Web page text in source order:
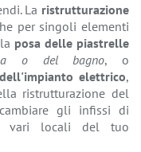
La ristrutturazione
per singoli elementi
posa delle piastrelle
o del bagno, o
elettrico,
ristrutturazione del
gli infissi di
vari locali del tuo